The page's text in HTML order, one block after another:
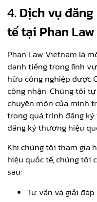
4. Dịch vụ
tế tại Phan
Phan Law Vietnam là
danh tiếng trong lĩnh
hữu công nghiệp được
công nhận. Chúng tôi
chuyên môn của mình
trong quá trình đăng
đăng ký thương hiệu
Khi chúng tôi tham gia
hiệu quốc tế, chúng tôi
sau:
Tư vấn và giải